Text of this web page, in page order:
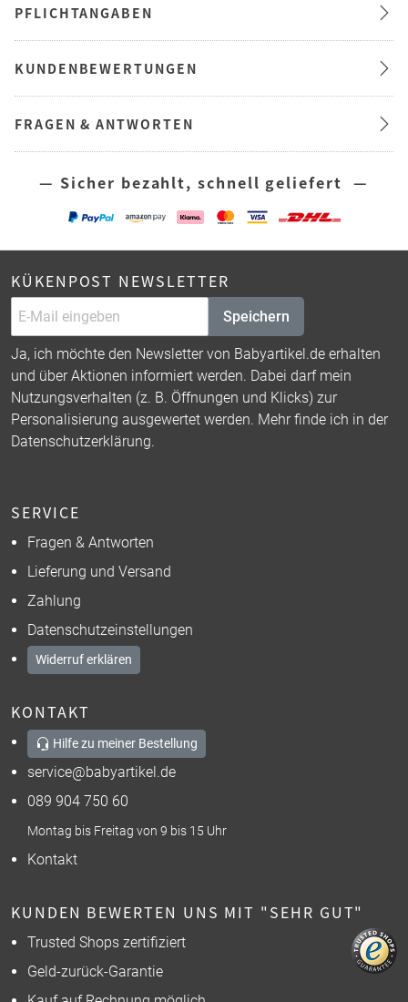
PFLICHTANGABEN
KUNDENBEWERTUNGEN
FRAGEN & ANTWORTEN
— Sicher bezahlt, schnell geliefert —
KÜKENPOST NEWSLETTER
Speichern
Ja, ich möchte den Newsletter von Babyartikel.de erhalten
und über Aktionen informiert werden. Dabei darf mein
Nutzungsverhalten (z. B. Öffnungen und Klicks) zur
Personalisierung ausgewertet werden. Mehr finde ich in der
Datenschutzerklärung.
SERVICE
Fragen & Antworten
Lieferung und Versand
Zahlung
Datenschutzeinstellungen
Widerruf erklären
KONTAKT
Hilfe zu meiner Bestellung
service@babyartikel.de
089 904 750 60
Montag bis Freitag von 9 bis 15 Uhr
Kontakt
KUNDEN BEWERTEN UNS MIT "SEHR GUT"
Trusted Shops zertifiziert
Geld-zurück-Garantie